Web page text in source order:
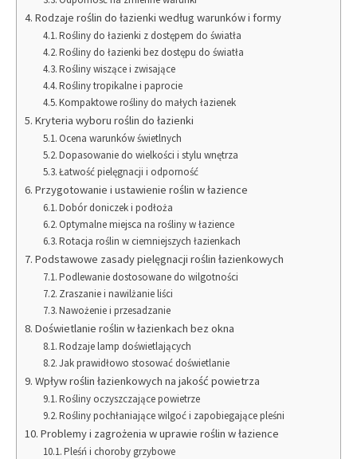
Rodzaje roślin do łazienki według warunków i formy
Rośliny do łazienki z dostępem do światła
Rośliny do łazienki bez dostępu do światła
Rośliny wiszące i zwisające
Rośliny tropikalne i paprocie
Kompaktowe rośliny do małych łazienek
Kryteria wyboru roślin do łazienki
Ocena warunków świetlnych
Dopasowanie do wielkości i stylu wnętrza
Łatwość pielęgnacji i odporność
Przygotowanie i ustawienie roślin w łazience
Dobór doniczek i podłoża
Optymalne miejsca na rośliny w łazience
Rotacja roślin w ciemniejszych łazienkach
Podstawowe zasady pielęgnacji roślin łazienkowych
Podlewanie dostosowane do wilgotności
Zraszanie i nawilżanie liści
Nawożenie i przesadzanie
Doświetlanie roślin w łazienkach bez okna
Rodzaje lamp doświetlających
Jak prawidłowo stosować doświetlanie
Wpływ roślin łazienkowych na jakość powietrza
Rośliny oczyszczające powietrze
Rośliny pochłaniające wilgoć i zapobiegające pleśni
Problemy i zagrożenia w uprawie roślin w łazience
Pleśń i choroby grzybowe